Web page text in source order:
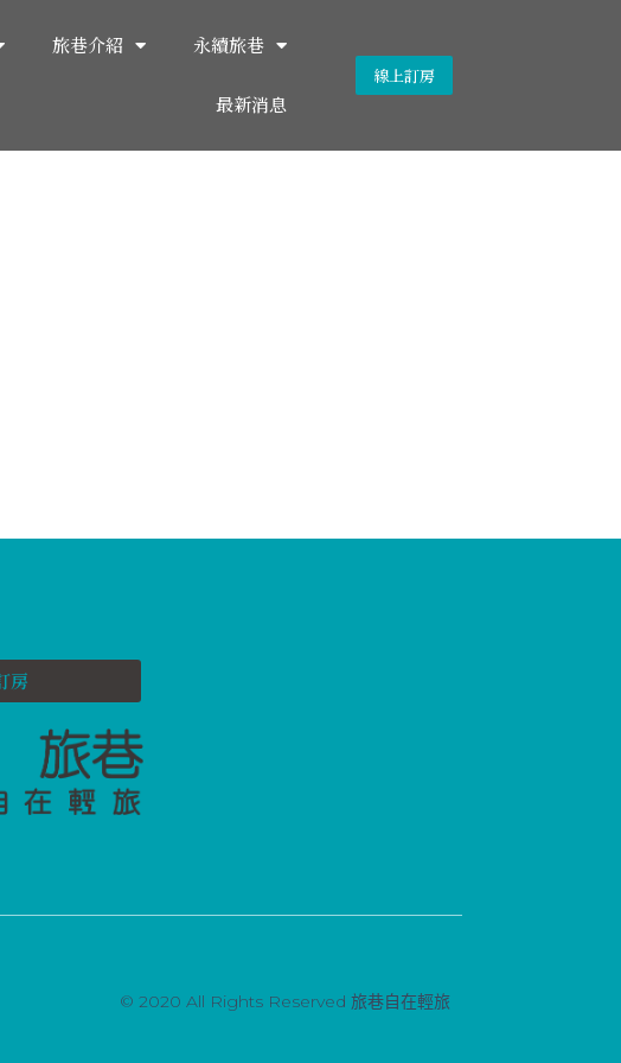
旅巷介紹 永續旅巷
最新消息
線上訂房
房
© 2020 All Rights Reserved 旅巷自在輕旅